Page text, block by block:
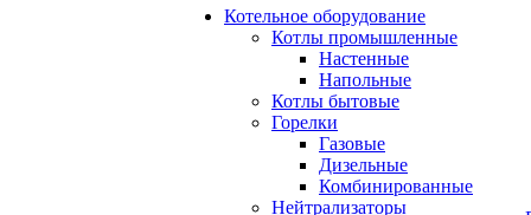
Котельное оборудование
Котлы промышленные
Настенные
Напольные
Котлы бытовые
Горелки
Газовые
Дизельные
Комбинированные
Нейтрализаторы